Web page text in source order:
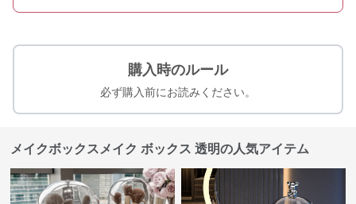
購入時のルール
必ず購入前にお読みください。
メイクボックスメイク ボックス 透明の人気アイテム